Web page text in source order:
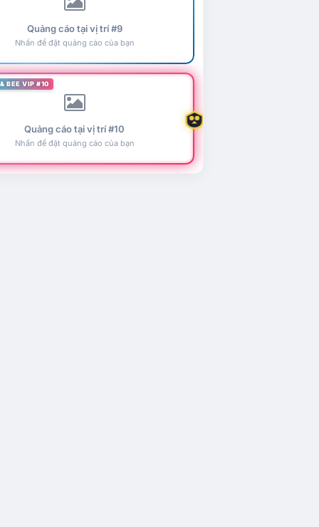
Quảng cáo tại vị trí #9
Nhấn để đặt quảng cáo của bạn
BEE VIP #10
Quảng cáo tại vị trí #10
Nhấn để đặt quảng cáo của bạn